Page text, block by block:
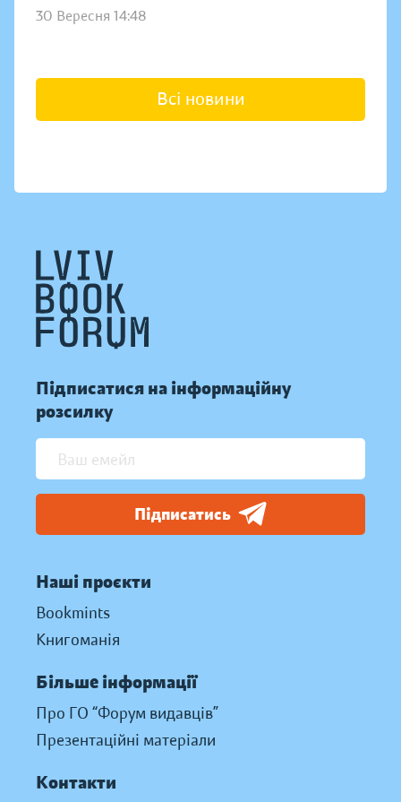
30 Вересня 14:48
Всі новини
Підписатися на інформаційну
розсилку
Підписатись
Наші проєкти
Bookmints
Книгоманія
Більше інформації
Про ГО “Форум видавців”
Презентаційні матеріали
Контакти